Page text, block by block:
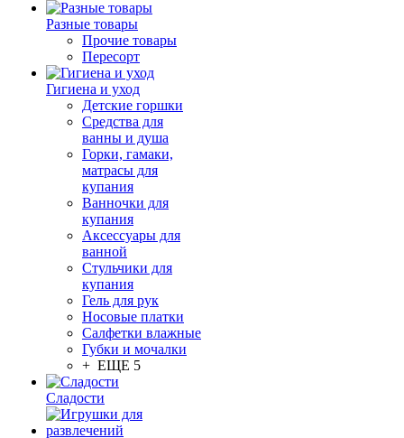
Разные товары
Прочие товары
Пересорт
Гигиена и уход
Детские горшки
Средства для
ванны и душа
Горки, гамаки,
матрасы для
купания
Ванночки для
купания
Аксессуары для
ванной
Стульчики для
купания
Гель для рук
Носовые платки
Салфетки влажные
Губки и мочалки
+ ЕЩЕ 5
Сладости